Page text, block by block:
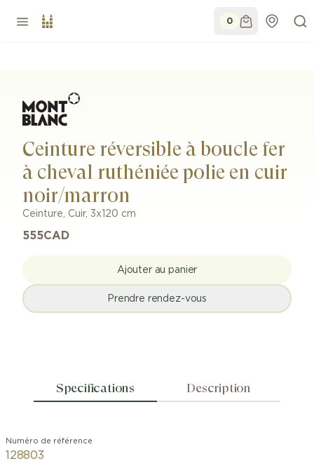
0
Ceinture réversible à boucle fer
à cheval ruthéniée polie en cuir
noir/marron
Ceinture, Cuir, 3x120 cm
555CAD
Ajouter au panier
Prendre rendez-vous
Specifications Description
Numéro de référence
128803